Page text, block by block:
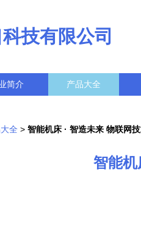
技有限公司
简介 产品大全
全 > 智能机床 · 智造未来 物联网
智能机